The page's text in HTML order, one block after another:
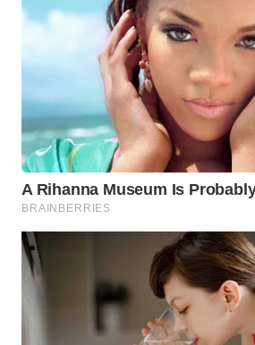
WAHANA
WAHANA
INFRASTRUKTUR
WAHANA
KONSUMEN
WAHANA
LISTRIK
WAHANA